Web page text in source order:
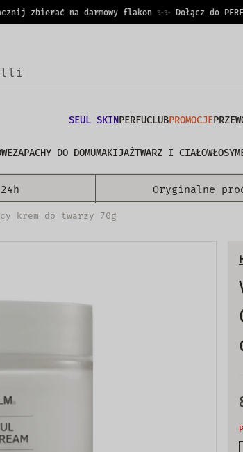
zbierać na darmowy flakon ✨✨ Dołącz do
SEUL SKINPERFUCLUBPROMOCJE
ZAPACHY DO DOMUMAKIJAŻTWARZ I CIAŁOWŁOSY
Oryginalne
krem do twarzy 70g